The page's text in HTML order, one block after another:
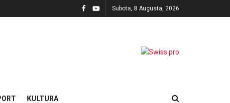
Subota, 8 Augusta, 2026
KULTURA